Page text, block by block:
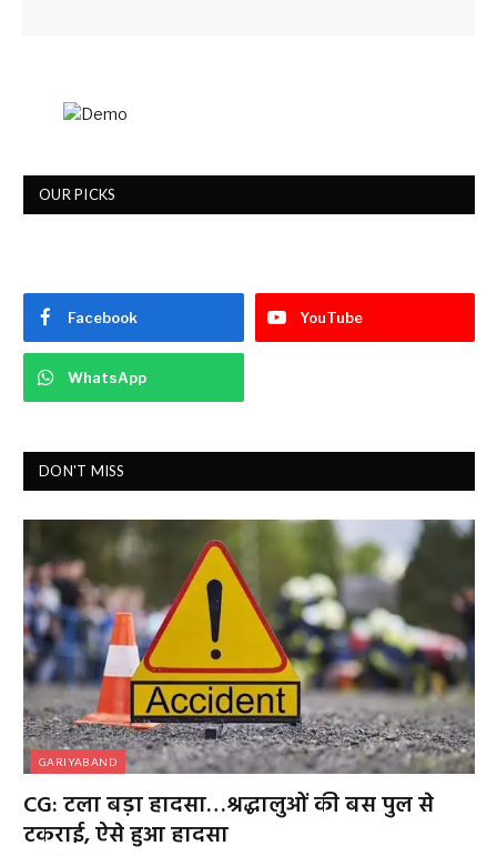
OUR PICKS
Facebook YouTube
WhatsApp
DON'T MISS
GARIYABAND
CG: टला बड़ा हादसा…श्रद्धालुओं की बस पुल से
टकराई, ऐसे हुआ हादसा